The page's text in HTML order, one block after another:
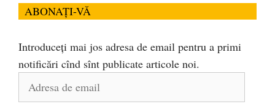
ABONAȚI-VĂ
Introduceți mai jos adresa de email pentru a primi
notificări cînd sînt publicate articole noi.
Adresa